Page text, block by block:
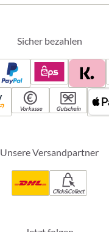
Sicher bezahlen
Vorkasse Gutschein
Unsere Versandpartner
Click&Collect